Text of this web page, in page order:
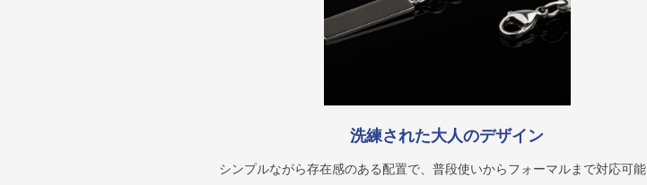
洗練された大人のデザイン
シンプルながら存在感のある配置で、普段使いからフォーマルまで対応可能